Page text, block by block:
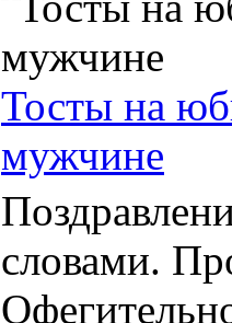
Тосты на
мужчине
словами.